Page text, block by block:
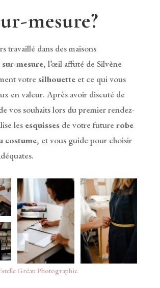
mesure?
travaillé dans des maisons
mesure, l’œil affuté de Silvène
votre silhouette et ce qui vous
en valeur. Après avoir discuté de
vos souhaits lors du premier rendez-
les esquisses de votre future robe
costume, et vous guide pour choisir
Gréau Photographie